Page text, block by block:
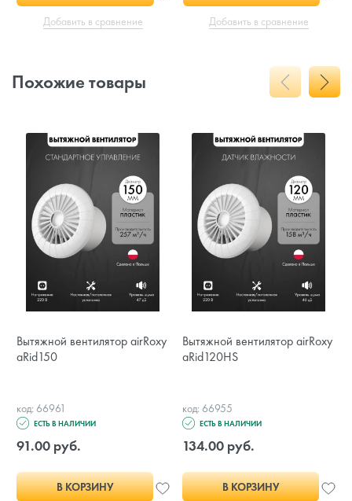
Добавить в сравнение Добавить в сравнение
Похожие товары
Вытяжной вентилятор airRoxy
aRid150
код: 66961
ЕСТЬ В НАЛИЧИИ
91.00 руб.
В КОРЗИНУ
Вытяжной вентилятор airRoxy
aRid120HS
код: 66955
ЕСТЬ В НАЛИЧИИ
134.00 руб.
В КОРЗИНУ